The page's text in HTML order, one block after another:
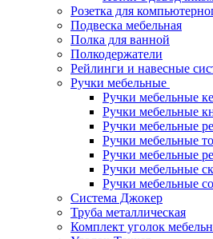
Розетка для
Подвеска мебельная
Полка для ванной
Полкодержатели
Рейлинги и навесные
Ручки мебельные
Ручки мебельные
Ручки мебельные
Ручки мебельные
Ручки мебельные
Ручки мебельные
Ручки мебельные
Ручки мебельные
Система Джокер
Труба металлическая
Комплект уголок